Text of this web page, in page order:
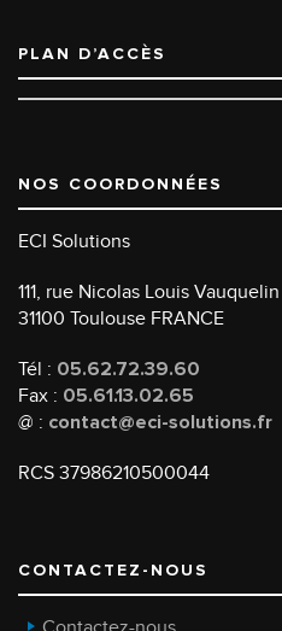
PLAN D’ACCÈS
NOS COORDONNÉES
ECI Solutions
111, rue Nicolas Louis Vauquelin
31100 Toulouse FRANCE
Tél : 05.62.72.39.60
Fax : 05.61.13.02.65
@ : contact@eci-solutions.fr
RCS 37986210500044
CONTACTEZ-NOUS